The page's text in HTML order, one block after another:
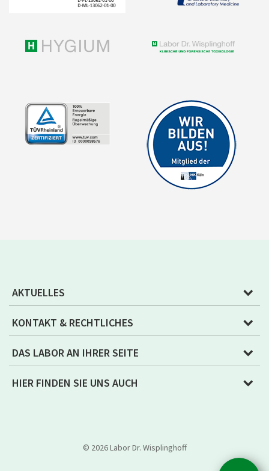
AKTUELLES
KONTAKT & RECHTLICHES
DAS LABOR AN IHRER SEITE
HIER FINDEN SIE UNS AUCH
© 2026 Labor Dr. Wisplinghoff